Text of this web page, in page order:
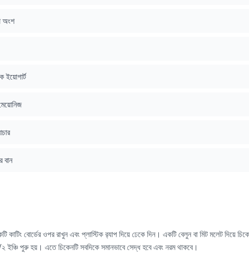
অংশ
ইয়োগার্ট
বান
কাটিং বোর্ডের ওপর রাখুন এবং প্লাস্টিক র‍্যাপ দিয়ে ঢেকে দিন। একটি বেলুন বা মিট মলেট দিয়ে
ইঞ্চি পুরু হয়। এতে চিকেনটি সবদিকে সমানভাবে সেদ্ধ হবে এবং নরম থাকবে।